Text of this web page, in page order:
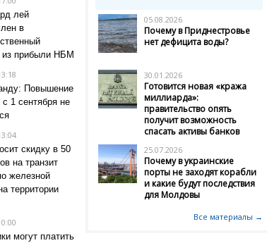
лей
в
прибыли НБМ
Повышение
с 1 сентября не
скидку в 50
на транзит
железной
территории
могут платить
05.08.2026
Почему в Приднестровье
нет дефицита воды?
30.01.2026
Готовится новая «кража
миллиарда»:
правительство опять
получит возможность
спасать активы банков
25.07.2026
Почему в украинские
порты не заходят корабли
и какие будут последствия
для Молдовы
Все материалы →